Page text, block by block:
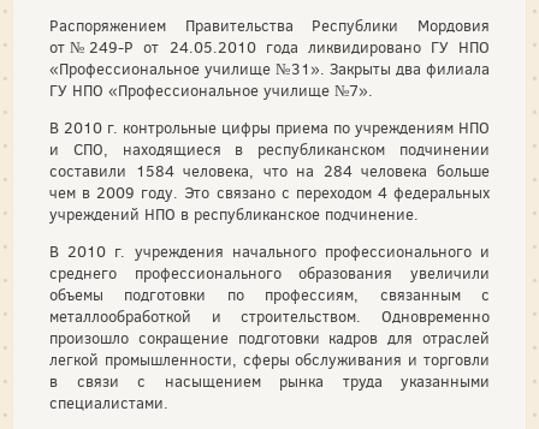
Распоряжением Правительства Республики Мордовия
от№249-Р от 24.05.2010 года ликвидировано ГУ НПО
«Профессиональное училище №31». Закрыты два филиала
ГУ НПО «Профессиональное училище №7».
В 2010 г. контрольные цифры приема по учреждениям НПО
и СПО, находящиеся в республиканском подчинении
составили 1584 человека, что на 284 человека больше
чем в 2009 году. Это связано с переходом 4 федеральных
учреждений НПО в республиканское подчинение.
В 2010 г. учреждения начального профессионального и
среднего профессионального образования увеличили
объемы подготовки по профессиям, связанным с
металлообработкой и строительством. Одновременно
произошло сокращение подготовки кадров для отраслей
легкой промышленности, сферы обслуживания и торговли
в связи с насыщением рынка труда указанными
специалистами.